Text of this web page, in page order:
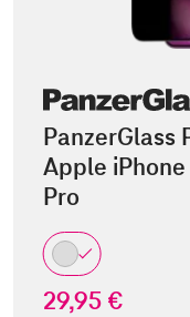
PanzerGlass
Apple iPhone
Pro
29,95 €